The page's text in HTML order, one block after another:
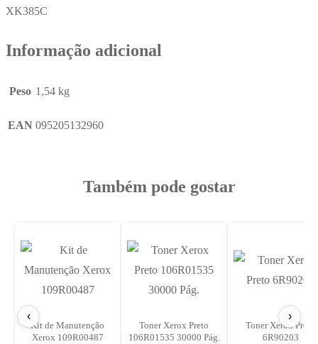
XK385C
Informação adicional
Peso 1,54 kg
EAN 095205132960
Também pode gostar
Kit de Manutenção
Xerox 109R00487
Toner Xerox Preto
106R01535 30000 Pág.
Toner Xerox Preto
6R90203
‹ ›